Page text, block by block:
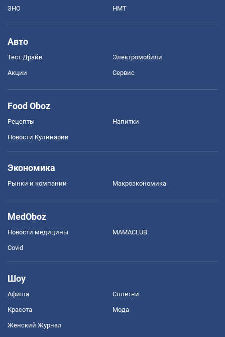
ЗНО НМТ
Авто
Тест Драйв Электромобили
Акции Сервис
Food Oboz
Рецепты Напитки
Новости Кулинарии
Экономика
Рынки и компании Mакроэкономика
MedOboz
Новости медицины MAMACLUB
Covid
Шоу
Афиша Сплетни
Красота Мода
Женский Журнал